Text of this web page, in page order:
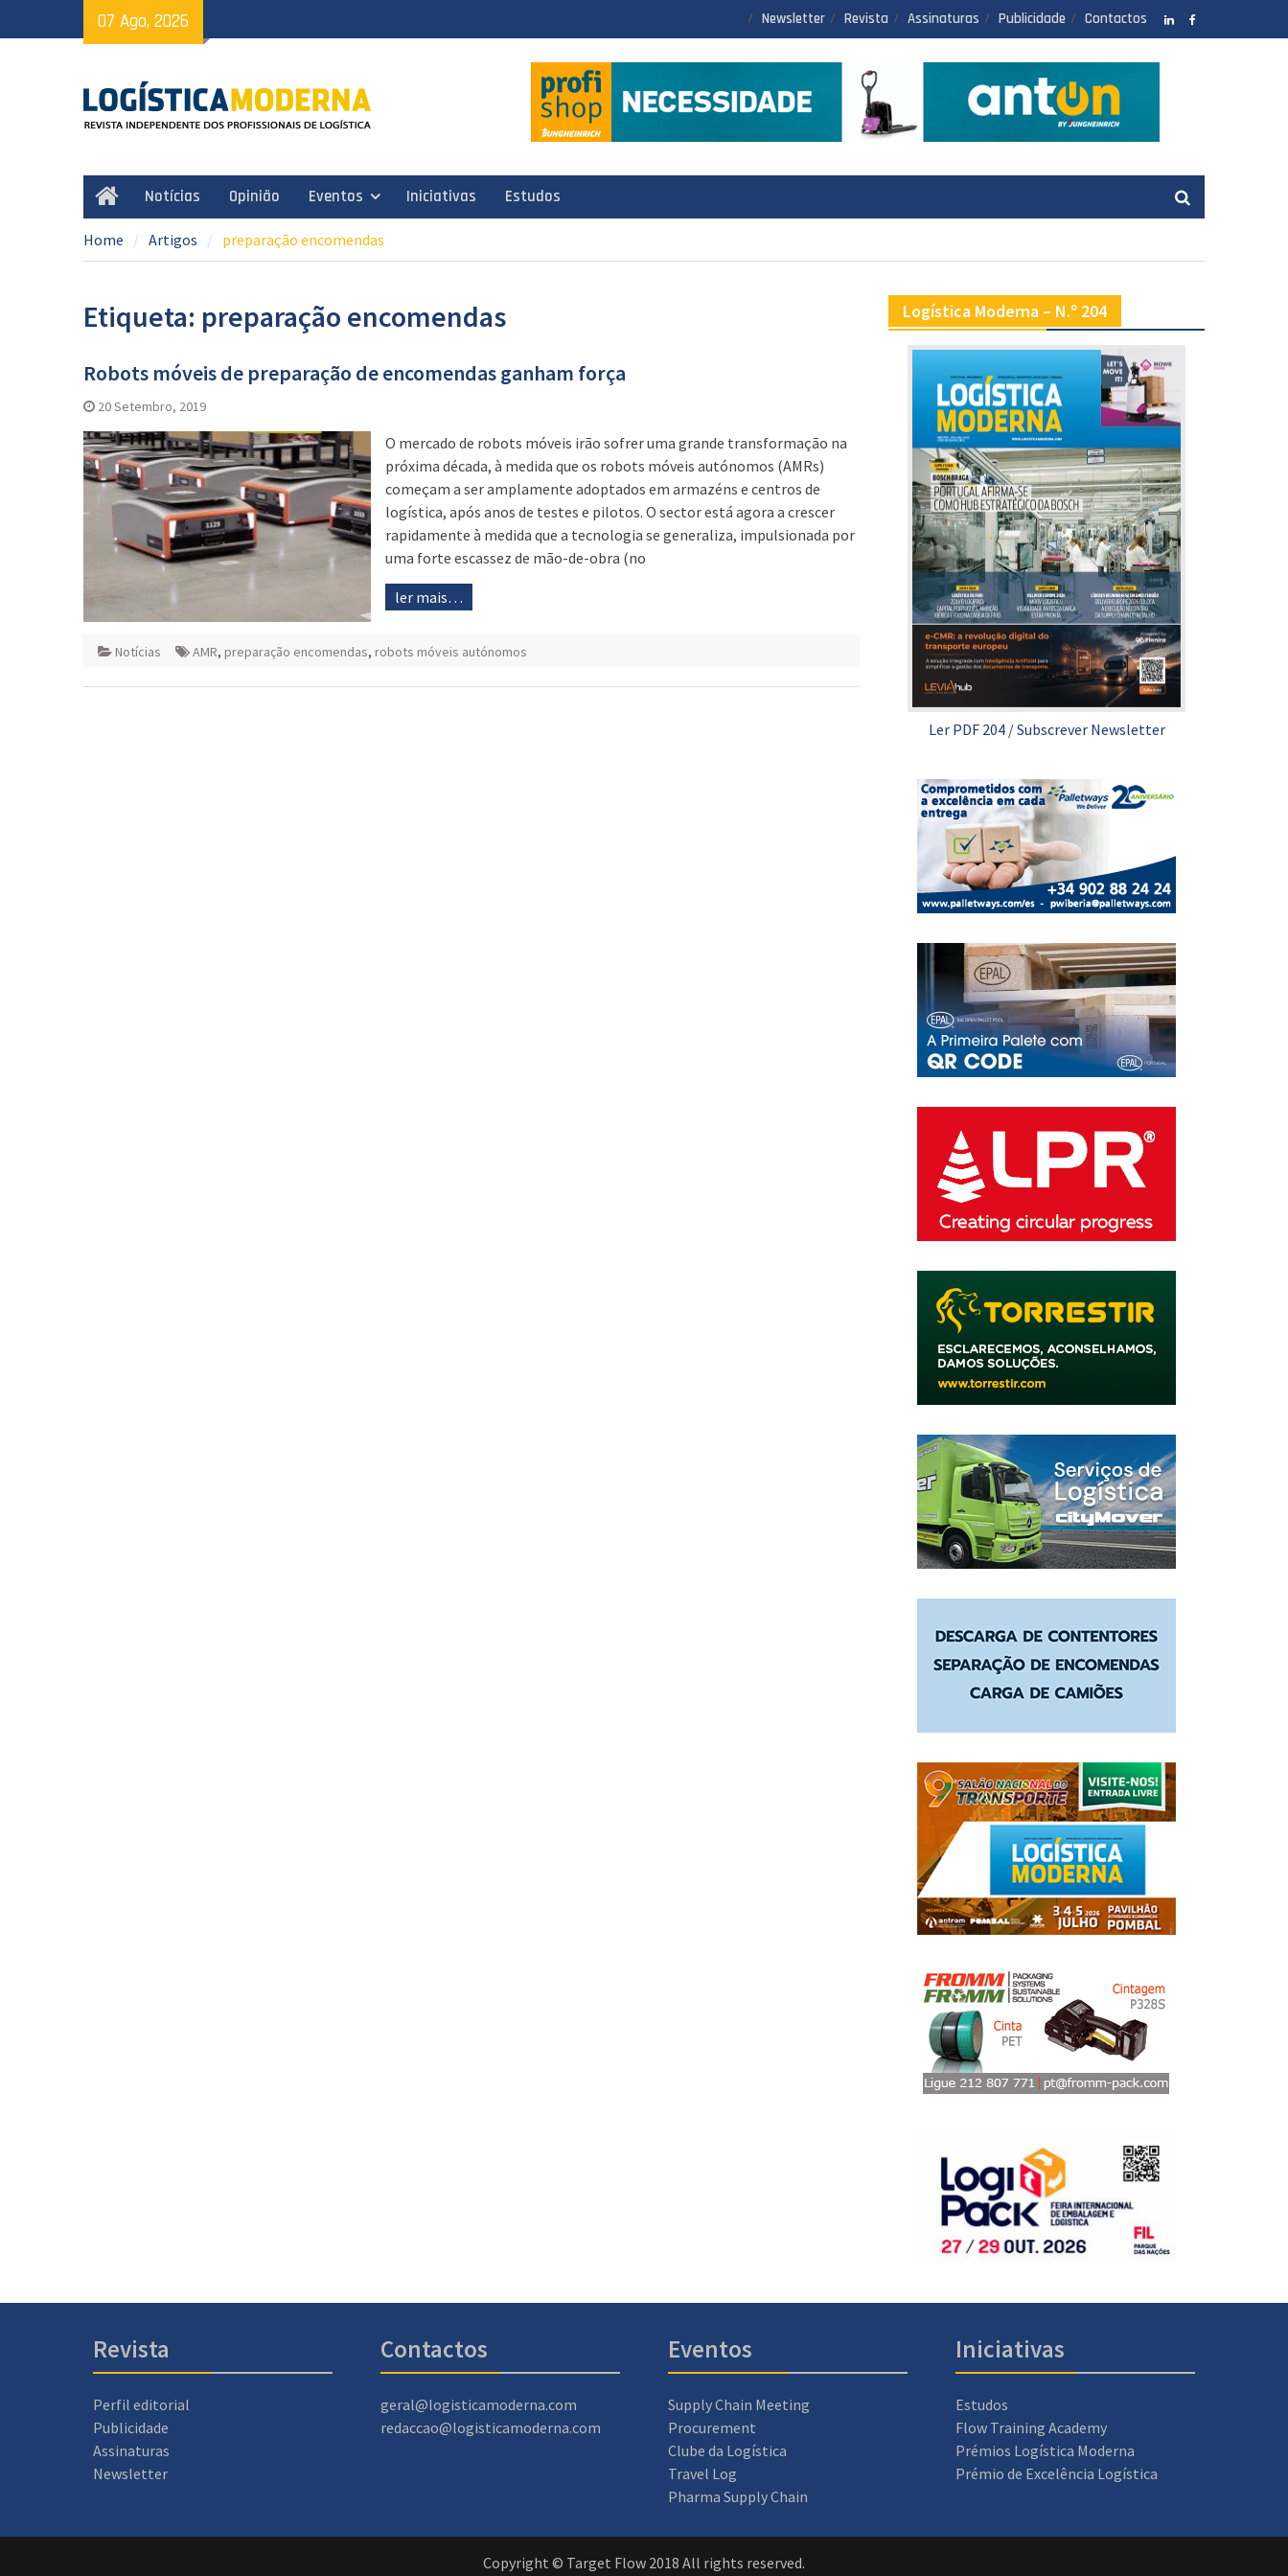
to
07 Ago, 2026 Newsletter Revista Assinaturas Publicidade Contactos
HomeNotícias Opinião Eventos Iniciativas Estudos
Home Artigos preparação encomendas
Etiqueta: preparação encomendas
Robots móveis de preparação de encomendas ganham força
20 Setembro, 2019
O mercado de robots móveis irão sofrer uma grande transformação na
próxima década, à medida que os robots móveis autónomos (AMRs)
começam a ser amplamente adoptados em armazéns e centros de
logística, após anos de testes e pilotos. O sector está agora a crescer
rapidamente à medida que a tecnologia se generaliza, impulsionada por
uma forte escassez de mão-de-obra (no
ler mais…
Notícias AMR, preparação encomendas, robots móveis autónomos
Logística Moderna – N.º 204
Ler PDF 204/Subscrever Newsletter
Revista
Perfil editorial
Publicidade
Assinaturas
Newsletter
Contactos
geral@logisticamoderna.com
redaccao@logisticamoderna.com
Eventos
Supply Chain Meeting
Procurement
Clube da Logística
Travel Log
Pharma Supply Chain
Iniciativas
Estudos
Flow Training Academy
Prémios Logística Moderna
Prémio de Excelência Logística
Copyright © Target Flow 2018 All rights reserved.